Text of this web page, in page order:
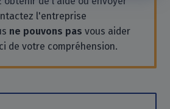
l'entreprise
ne pouvons pas vous aider
de votre compréhension.